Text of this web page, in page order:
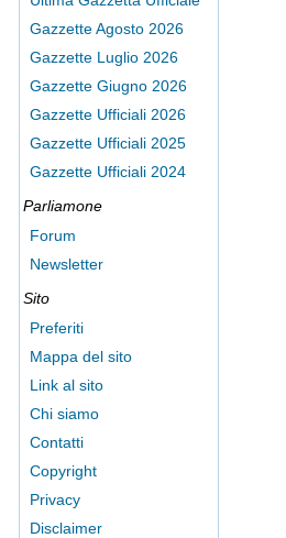
Gazzette Agosto 2026
Gazzette Luglio 2026
Gazzette Giugno 2026
Gazzette Ufficiali 2026
Gazzette Ufficiali 2025
Gazzette Ufficiali 2024
Parliamone
Forum
Newsletter
Sito
Preferiti
Mappa del sito
Link al sito
Chi siamo
Contatti
Copyright
Privacy
Disclaimer